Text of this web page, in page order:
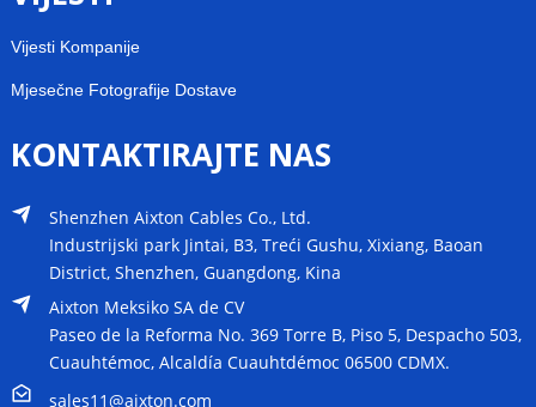
Vijesti Kompanije
Mjesečne Fotografije Dostave
KONTAKTIRAJTE NAS
Shenzhen Aixton Cables Co., Ltd.
Industrijski park Jintai, B3, Treći Gushu, Xixiang, Baoan
District, Shenzhen, Guangdong, Kina
Aixton Meksiko SA de CV
Paseo de la Reforma No. 369 Torre B, Piso 5, Despacho 503,
Cuauhtémoc, Alcaldía Cuauhtdémoc 06500 CDMX.
sales11@aixton.com